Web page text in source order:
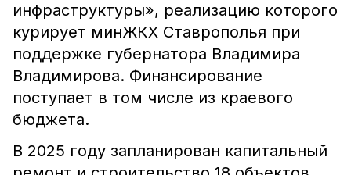
инфраструктуры», реализацию которого
курирует минЖКХ Ставрополья при
поддержке губернатора Владимира
Владимирова. Финансирование
поступает в том числе из краевого
бюджета.
В 2025 году запланирован капитальный